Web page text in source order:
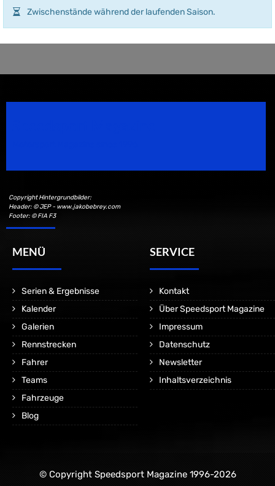
Zwischenstände während der laufenden Saison.
Copyright Hintergrundbilder:
Header: © JEP - www.jakobebrey.com
Footer: © FIA F3
MENÜ
Serien & Ergebnisse
Kalender
Galerien
Rennstrecken
Fahrer
Teams
Fahrzeuge
Blog
SERVICE
Kontakt
Über Speedsport Magazine
Impressum
Datenschutz
Newsletter
Inhaltsverzeichnis
© Copyright Speedsport Magazine 1996-2026